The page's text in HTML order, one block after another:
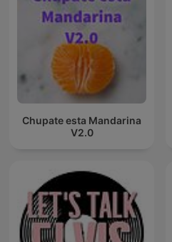
Chupate esta Mandarina
V2.0